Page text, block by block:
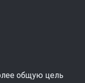
общую цель